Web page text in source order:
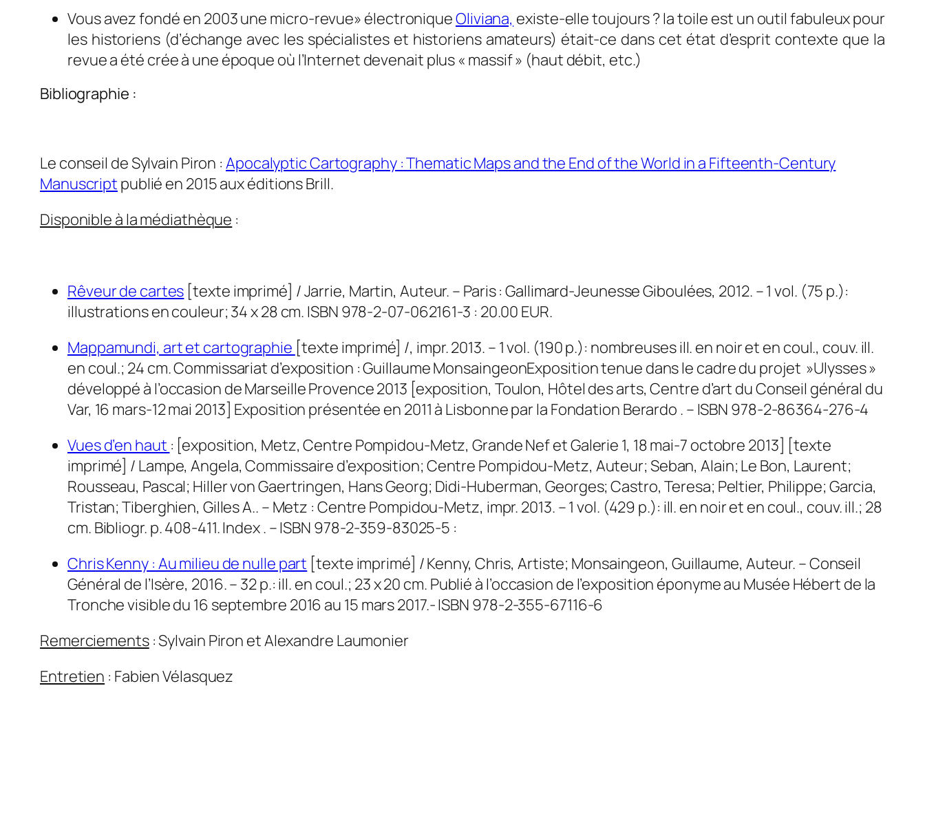
volume.
Vous avez fondé en 2003 une micro-revue» électroniqueOliviana, existe-elle toujours ? la toile est un outil fabuleux pour
les historiens (d’échange avec les spécialistes et historiens amateurs) était-ce dans cet état d’esprit contexte que la
revue a été crée à une époque où l’Internet devenait plus « massif » (haut débit, etc.)
Bibliographie :
Le conseil de Sylvain Piron : Apocalyptic Cartography : Thematic Maps and the End of the World in a Fifteenth-Century
Manuscript publié en 2015 aux éditions Brill.
Disponible à la médiathèque :
Rêveur de cartes [texte imprimé] / Jarrie, Martin, Auteur. – Paris : Gallimard-Jeunesse Giboulées, 2012. – 1 vol. (75 p.):
illustrations en couleur; 34 x 28 cm. ISBN 978-2-07-062161-3 : 20.00 EUR.
Mappamundi, art et cartographie [texte imprimé] /, impr. 2013. – 1 vol. (190 p.): nombreuses ill. en noir et en coul., couv. ill.
en coul.; 24 cm. Commissariat d’exposition : Guillaume MonsaingeonExposition tenue dans le cadre du projet »Ulysses »
développé à l’occasion de Marseille Provence 2013 [exposition, Toulon, Hôtel des arts, Centre d’art du Conseil général du
Var, 16 mars-12 mai 2013] Exposition présentée en 2011 à Lisbonne par la Fondation Berardo . – ISBN 978-2-86364-276-4
Vues d’en haut : [exposition, Metz, Centre Pompidou-Metz, Grande Nef et Galerie 1, 18 mai-7 octobre 2013] [texte
imprimé] / Lampe, Angela, Commissaire d’exposition; Centre Pompidou-Metz, Auteur; Seban, Alain; Le Bon, Laurent;
Rousseau, Pascal; Hiller von Gaertringen, Hans Georg; Didi-Huberman, Georges; Castro, Teresa; Peltier, Philippe; Garcia,
Tristan; Tiberghien, Gilles A.. – Metz : Centre Pompidou-Metz, impr. 2013. – 1 vol. (429 p.): ill. en noir et en coul., couv. ill.; 28
cm. Bibliogr. p. 408-411. Index . – ISBN 978-2-359-83025-5 :
Chris Kenny : Au milieu de nulle part [texte imprimé] / Kenny, Chris, Artiste; Monsaingeon, Guillaume, Auteur. – Conseil
Général de l’Isère, 2016. – 32 p.: ill. en coul.; 23 x 20 cm. Publié à l’occasion de l’exposition éponyme au Musée Hébert de la
Tronche visible du 16 septembre 2016 au 15 mars 2017.- ISBN 978-2-355-67116-6
Remerciements: Sylvain Piron et Alexandre Laumonier
Entretien : Fabien Vélasquez